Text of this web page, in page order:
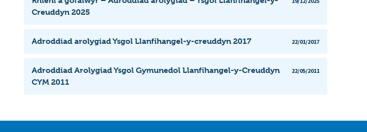
Creuddyn 2025
Adroddiad arolygiad Ysgol Llanfihangel-y-creuddyn 2017 22/01/2017
Adroddiad Arolygiad Ysgol Gymunedol Llanfihangel-y-Creuddyn
CYM 2011
22/05/2011